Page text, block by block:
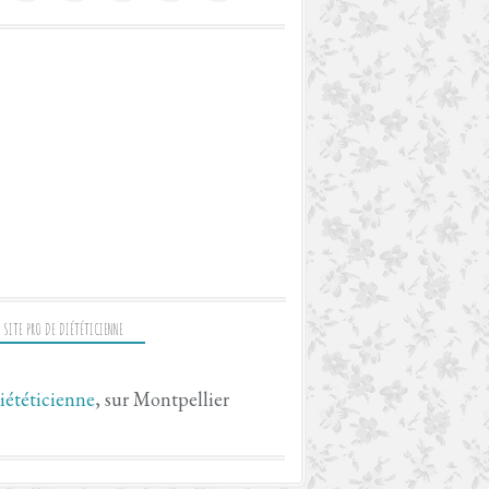
PRO DE DIÉTÉTICIENNE
, sur Montpellier